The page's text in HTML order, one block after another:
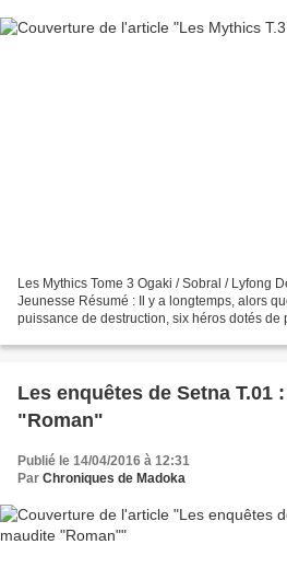
Les Mythics Tome 3 Ogaki / Sobral / Lyfong
Jeunesse Résumé : Il y a longtemps, alors
puissance de destruction, six héros dotés de
Les enquêtes de Setna T.01
"Roman"
Publié le 14/04/2016 à 12:31
Par Chroniques de Madoka